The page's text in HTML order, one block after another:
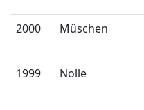
2000
Müschen
1999 Nolle